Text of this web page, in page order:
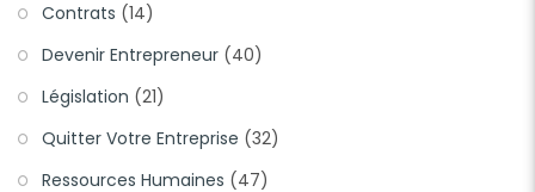
Contrats (14)
Devenir Entrepreneur (40)
Législation (21)
Quitter Votre Entreprise (32)
Ressources Humaines (47)